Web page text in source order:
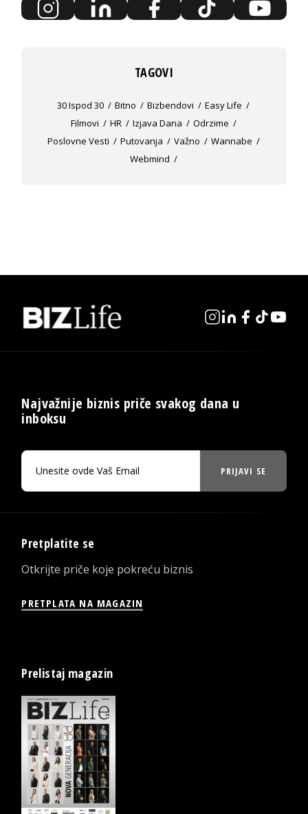
TAGOVI
30 Ispod 30 Bitno Bizbendovi
Easy Life
Filmovi
HR Izjava Dana
Odrzime
Poslovne Vesti
Putovanja Važno
Wannabe
Webmind
Najvažnije biznis priče svakog dana u
inboksu
PRIJAVI SE
Pretplatite se
Otkrijte priče koje pokreću biznis
PRETPLATA NA MAGAZIN
Prelistaj magazin